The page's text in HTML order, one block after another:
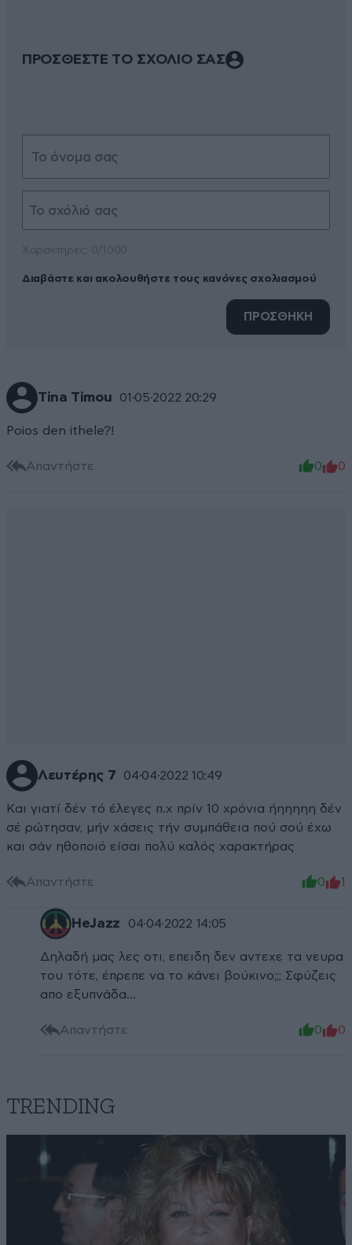
ΠΡΟΣΘΕΣΤΕ ΤΟ ΣΧΟΛΙΟ ΣΑΣ
Διαβάστε και ακολουθήστε τους κανόνες σχολιασμού
ΠΡΟΣΘΗΚΗ
Tina Timou 01·05·2022 20:29
Poios den ithele?!
Απαντήστε 0 0
Λευτέρης 7 04·04·2022 10:49
Και γιατί δέν τό έλεγες π.χ πρίν 10 χρόνια ήηηηηη δέν
σέ ρώτησαν, μήν χάσεις τήν συμπάθεια πού σού έχω
και σάν ηθοποιό είσαι πολύ καλός χαρακτήρας
Απαντήστε 0 1
HeJazz 04·04·2022 14:05
Δηλαδή μας λες οτι, επειδη δεν αντεχε τα νευρα
του τότε, έπρεπε να το κάνει βούκινο;;; Σφύζεις
απο εξυπνάδα...
Απαντήστε 0 0
TRENDING